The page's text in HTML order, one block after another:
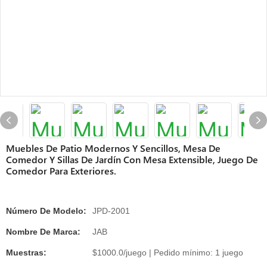
Muebles De Patio Modernos Y Sencillos, Mesa De
Comedor Y Sillas De Jardín Con Mesa Extensible, Juego De
Comedor Para Exteriores.
Número De Modelo: JPD-2001
Nombre De Marca: JAB
Muestras: $1000.0/juego | Pedido mínimo: 1 juego